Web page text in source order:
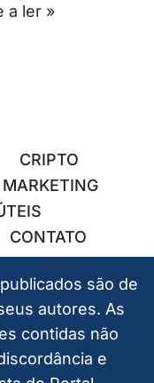
a ler »
CRIPTO
MARKETING
CONTATO
são de
autores. As
contidas não
e